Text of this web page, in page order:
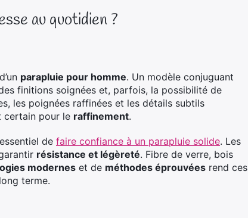
au quotidien ?
parapluie pour homme. Un modèle conjuguant
finitions soignées et, parfois, la possibilité de
les poignées raffinées et les détails subtils
certain pour le raffinement.
de faire confiance à un parapluie solide. Les
résistance et légèreté. Fibre de verre, bois
modernes et de méthodes éprouvées rend ces
terme.